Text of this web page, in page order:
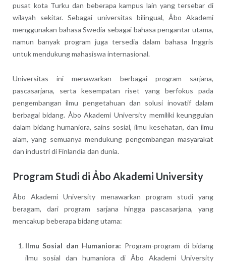
pusat kota Turku dan beberapa kampus lain yang tersebar di
wilayah sekitar. Sebagai universitas bilingual, Åbo Akademi
menggunakan bahasa Swedia sebagai bahasa pengantar utama,
namun banyak program juga tersedia dalam bahasa Inggris
untuk mendukung mahasiswa internasional.
Universitas ini menawarkan berbagai program sarjana,
pascasarjana, serta kesempatan riset yang berfokus pada
pengembangan ilmu pengetahuan dan solusi inovatif dalam
berbagai bidang. Åbo Akademi University memiliki keunggulan
dalam bidang humaniora, sains sosial, ilmu kesehatan, dan ilmu
alam, yang semuanya mendukung pengembangan masyarakat
dan industri di Finlandia dan dunia.
Program Studi di Åbo Akademi University
Åbo Akademi University menawarkan program studi yang
beragam, dari program sarjana hingga pascasarjana, yang
mencakup beberapa bidang utama:
Ilmu Sosial dan Humaniora: Program-program di bidang
ilmu sosial dan humaniora di Åbo Akademi University